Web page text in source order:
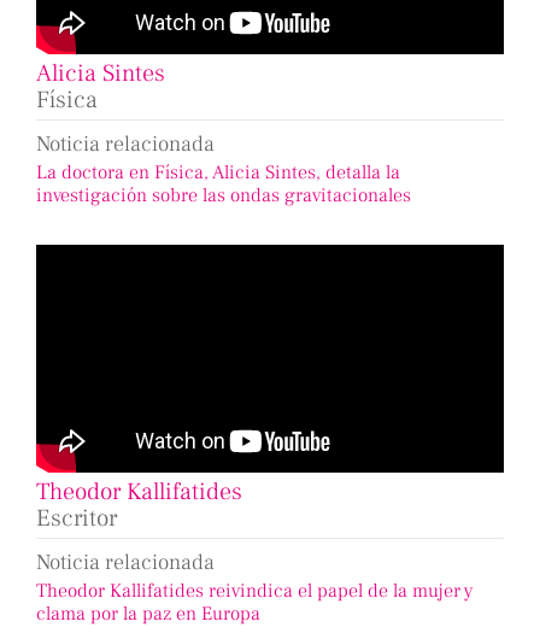
Alicia Sintes
Física
Noticia relacionada
La doctora en Física, Alicia Sintes, detalla la
investigación sobre las ondas gravitacionales
Theodor Kallifatides
Escritor
Noticia relacionada
Theodor Kallifatides reivindica el papel de la mujer y
clama por la paz en Europa